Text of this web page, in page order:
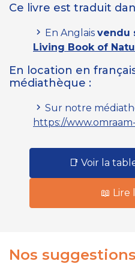
Ce livre est traduit
En Anglais vendu
Living Book of
En location en
médiathèque :
Sur notre
https://
📑 Voir la
📖 Lire
Nos suggestions